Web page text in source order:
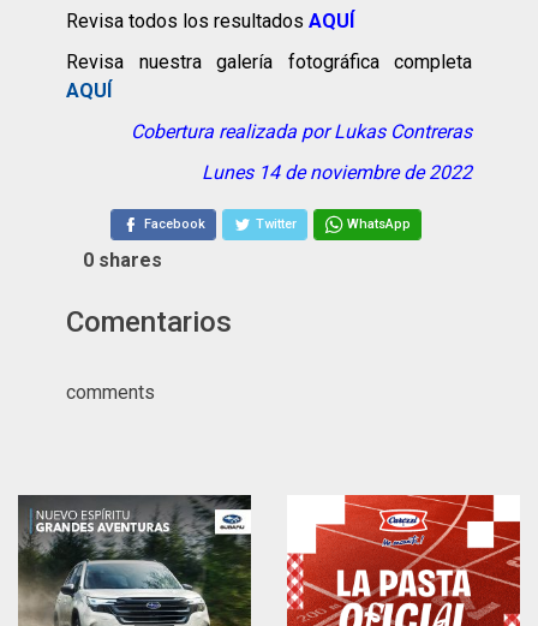
Revisa todos los resultados AQUÍ
Revisa nuestra galería fotográfica completa
AQUÍ
Cobertura realizada por Lukas Contreras
Lunes 14 de noviembre de 2022
Facebook Twitter WhatsApp
0 shares
Comentarios
comments